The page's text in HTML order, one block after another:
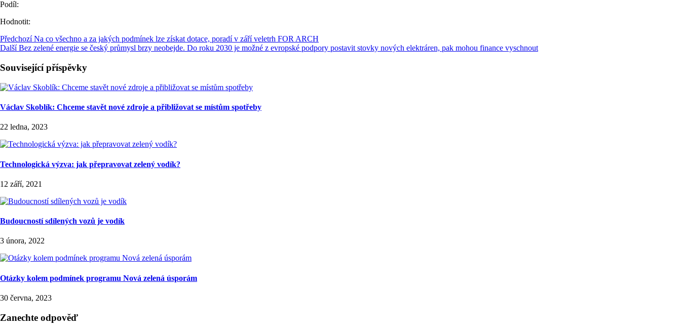
Podíl:
Hodnotit:
Předchozí Na co všechno a za jakých podmínek lze získat dotace, poradí v září veletrh FOR ARCH
Další Bez zelené energie se český průmysl brzy neobejde. Do roku 2030 je možné z evropské podpory postavit stovky nových elektráren, pak mohou finance vyschnout
Související příspěvky
Václav Skoblík: Chceme stavět nové zdroje a přibližovat se místům spotřeby
22 ledna, 2023
Technologická výzva: jak přepravovat zelený vodík?
12 září, 2021
Budoucností sdílených vozů je vodík
3 února, 2022
Otázky kolem podmínek programu Nová zelená úsporám
30 června, 2023
Zanechte odpověď